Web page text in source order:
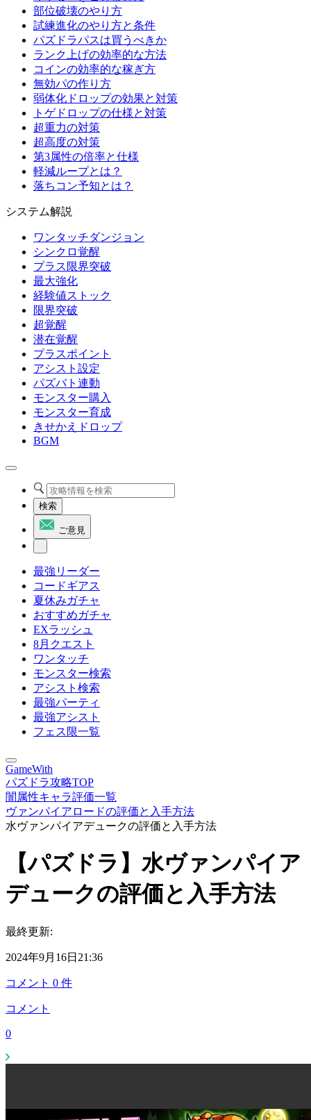
部位破壊のやり方
試練進化のやり方と条件
パズドラパスは買うべきか
ランク上げの効率的な方法
コインの効率的な稼ぎ方
無効パの作り方
弱体化ドロップの効果と対策
トゲドロップの仕様と対策
超重力の対策
超高度の対策
第3属性の倍率と仕様
軽減ループとは？
落ちコン予知とは？
システム解説
ワンタッチダンジョン
シンクロ覚醒
プラス限界突破
最大強化
経験値ストック
限界突破
超覚醒
潜在覚醒
プラスポイント
アシスト設定
パズバト連動
モンスター購入
モンスター育成
きせかえドロップ
BGM
検索
ご意見
最強リーダー
コードギアス
夏休みガチャ
おすすめガチャ
EXラッシュ
8月クエスト
ワンタッチ
モンスター検索
アシスト検索
最強パーティ
最強アシスト
フェス限一覧
GameWith
パズドラ攻略TOP
闇属性キャラ評価一覧
ヴァンパイアロードの評価と入手方法
水ヴァンパイアデュークの評価と入手方法
【パズドラ】水ヴァンパイア
デュークの評価と入手方法
最終更新:
2024年9月16日21:36
コメント 0 件
コメント
0